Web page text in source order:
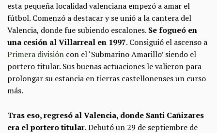
esta pequeña localidad valenciana empezó a amar el
fútbol. Comenzó a destacar y se unió a la cantera del
Valencia, donde fue subiendo escalones. Se fogueó en
una cesión al Villarreal en 1997. Consiguió el ascenso a
Primera división con el ‘Submarino Amarillo’ siendo el
portero titular. Sus buenas actuaciones le valieron para
prolongar su estancia en tierras castellonenses un curso
más.
Tras eso, regresó al Valencia, donde Santi Cañizares
era el portero titular. Debutó un 29 de septiembre de